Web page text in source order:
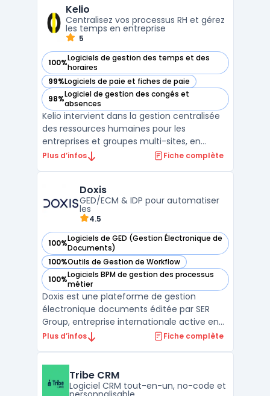
offre une suite complète de fonctionnalités
permettant de str ...
Kelio
Centralisez vos processus RH et gérez
les temps en entreprise
5
100%Logiciels de gestion des temps et des
horaires
— voir Kelio dans cette catégorie
99%Logiciels de paie et fiches de paie
— voir Kelio dans cette catégorie
98%Logiciel de gestion des congés et
absences
— voir Kelio dans cette catégorie
Kelio intervient dans la gestion centralisée
des ressources humaines pour les
entreprises et groupes multi-sites, en
intégrant l’ensemble des fonctionnalités
s’adresse aux organisations ayant des
besoins spécifiques de su ...
Plus d’infos Fiche complète
Doxis
GED/ECM & IDP pour automatiser
les
4.5
100%Logiciels de GED (Gestion Électronique de
Documents)
— voir Doxis dans cette catégorie
100%Outils de Gestion de Workflow
— voir Doxis dans cette catégorie
100%Logiciels BPM de gestion des processus
métier
— voir Doxis dans cette catégorie
Doxis est une plateforme de gestion
électronique documents éditée par SER
Group, entreprise internationale active en
DMS / GED et ECM. Positionnée comme
les échanges et orchestre les processus
documentaires. SER Grou ...
Plus d’infos Fiche complète
Tribe CRM
Logiciel CRM tout-en-un, no-code et